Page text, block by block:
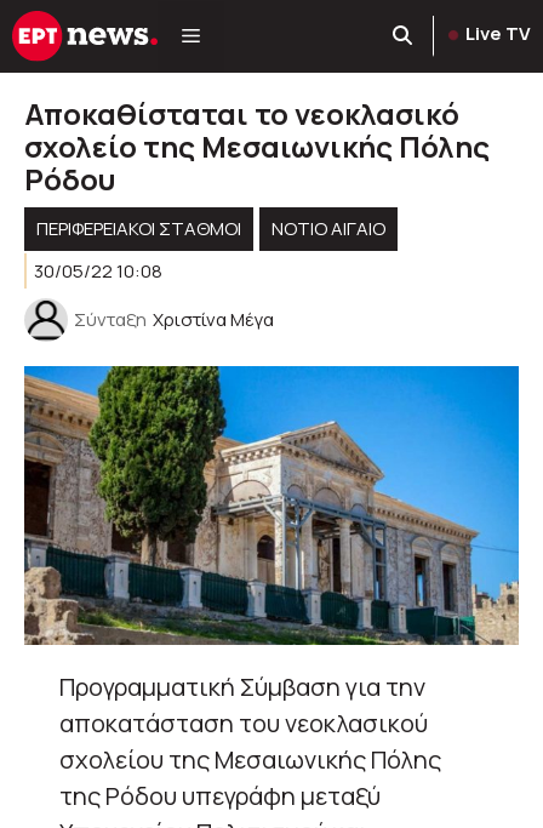
Μετάβαση
σε
Live TV
Αποκαθίσταται το νεοκλασικό
σχολείο της Μεσαιωνικής Πόλης
Ρόδου
ΠΕΡΙΦΕΡΕΙΑΚΟΊ ΣΤΑΘΜΟΊ
ΝΟΤΙΟ ΑΙΓΑΙΟ
30/05/22 10:08
Σύνταξη Χριστίνα Μέγα
Προγραμματική Σύμβαση για την
αποκατάσταση του νεοκλασικού
σχολείου της Μεσαιωνικής Πόλης
της Ρόδου υπεγράφη μεταξύ